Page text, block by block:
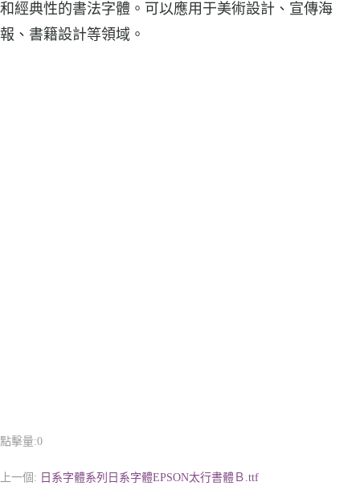
和經典性的書法字體。可以應用于美術設計、宣傳海
報、書籍設計等領域。
點擊量:0
上一個: 日系字體系列日系字體EPSON太行書體Ｂ.ttf